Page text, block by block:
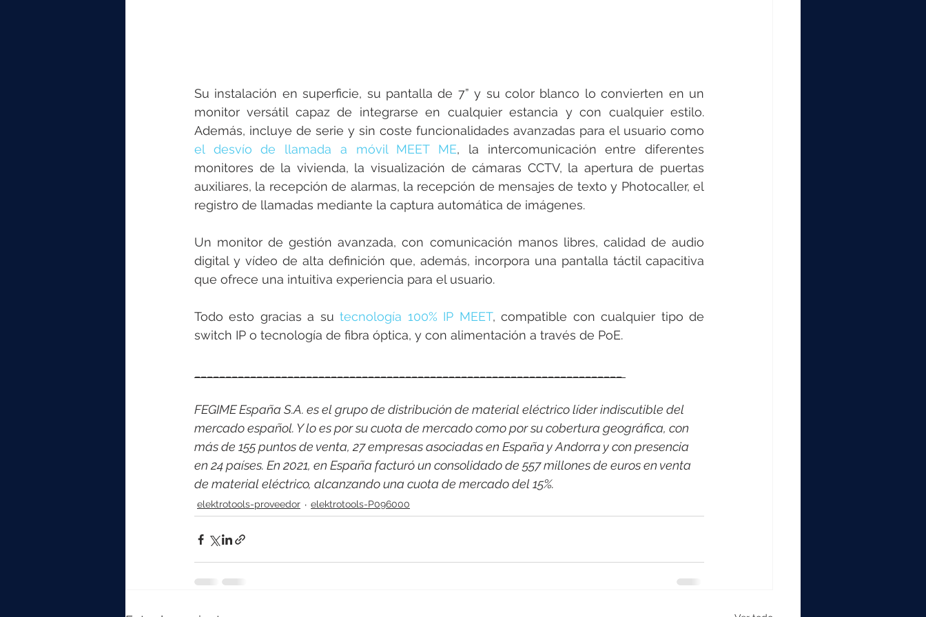
Su instalación en superficie, su pantalla de 7” y su color blanco lo convierten en un
monitor versátil capaz de integrarse en cualquier estancia y con cualquier estilo.
el desvío de llamada a móvil MEET ME, la intercomunicación entre diferentes
monitores de la vivienda, la visualización de cámaras CCTV, la apertura de puertas
auxiliares, la recepción de alarmas, la recepción de mensajes de texto y Photocaller, el
registro de llamadas mediante la captura automática de imágenes.
Un monitor de gestión avanzada, con comunicación manos libres, calidad de audio
digital y vídeo de alta definición que, además, incorpora una pantalla táctil capacitiva
que ofrece una intuitiva experiencia para el usuario.
Todo esto gracias a su tecnología 100% IP MEET, compatible con cualquier tipo de
switch IP o tecnología de fibra óptica, y con alimentación a través de PoE.
FEGIME España S.A. es el grupo de distribución de material eléctrico líder indiscutible del
mercado español. Y lo es por su cuota de mercado como por su cobertura geográfica, con
más de 155 puntos de venta, 27 empresas asociadas en España y Andorra y con presencia
en 24 países. En 2021, en España facturó un consolidado de 557 millones de euros en venta
de material eléctrico, alcanzando una cuota de mercado del 15%.
elektrotools-proveedor elektrotools-P096000